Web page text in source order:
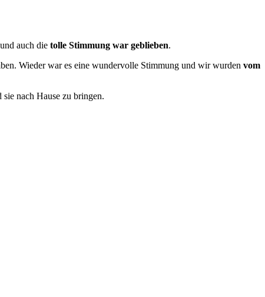
und auch die tolle Stimmung war geblieben.
Wieder war es eine wundervolle Stimmung und wir wurden vom
nach Hause zu bringen.